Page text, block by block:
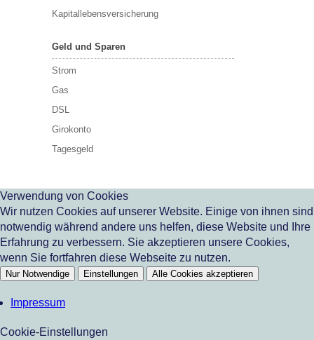
Kapitallebensversicherung
Geld und Sparen
Strom
Gas
DSL
Girokonto
Tagesgeld
Verwendung von Cookies
Wir nutzen Cookies auf unserer Website. Einige von ihnen sind
notwendig während andere uns helfen, diese Website und Ihre
Erfahrung zu verbessern. Sie akzeptieren unsere Cookies,
wenn Sie fortfahren diese Webseite zu nutzen.
Nur Notwendige Einstellungen Alle Cookies akzeptieren
Impressum
Cookie-Einstellungen